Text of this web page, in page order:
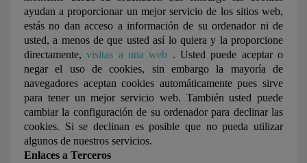
ayudan a proporcionar un mejor servicio de los sitios web,
estás no dan acceso a información de su ordenador ni de
usted, a menos de que usted así lo quiera y la proporcione
directamente,visitas a una web . Usted puede aceptar o
negar el uso de cookies, sin embargo la mayoría de
navegadores aceptan cookies automáticamente pues sirve
para tener un mejor servicio web. También usted puede
cambiar la configuración de su ordenador para declinar las
cookies. Si se declinan es posible que no pueda utilizar
algunos de nuestros servicios.
Enlaces a Terceros